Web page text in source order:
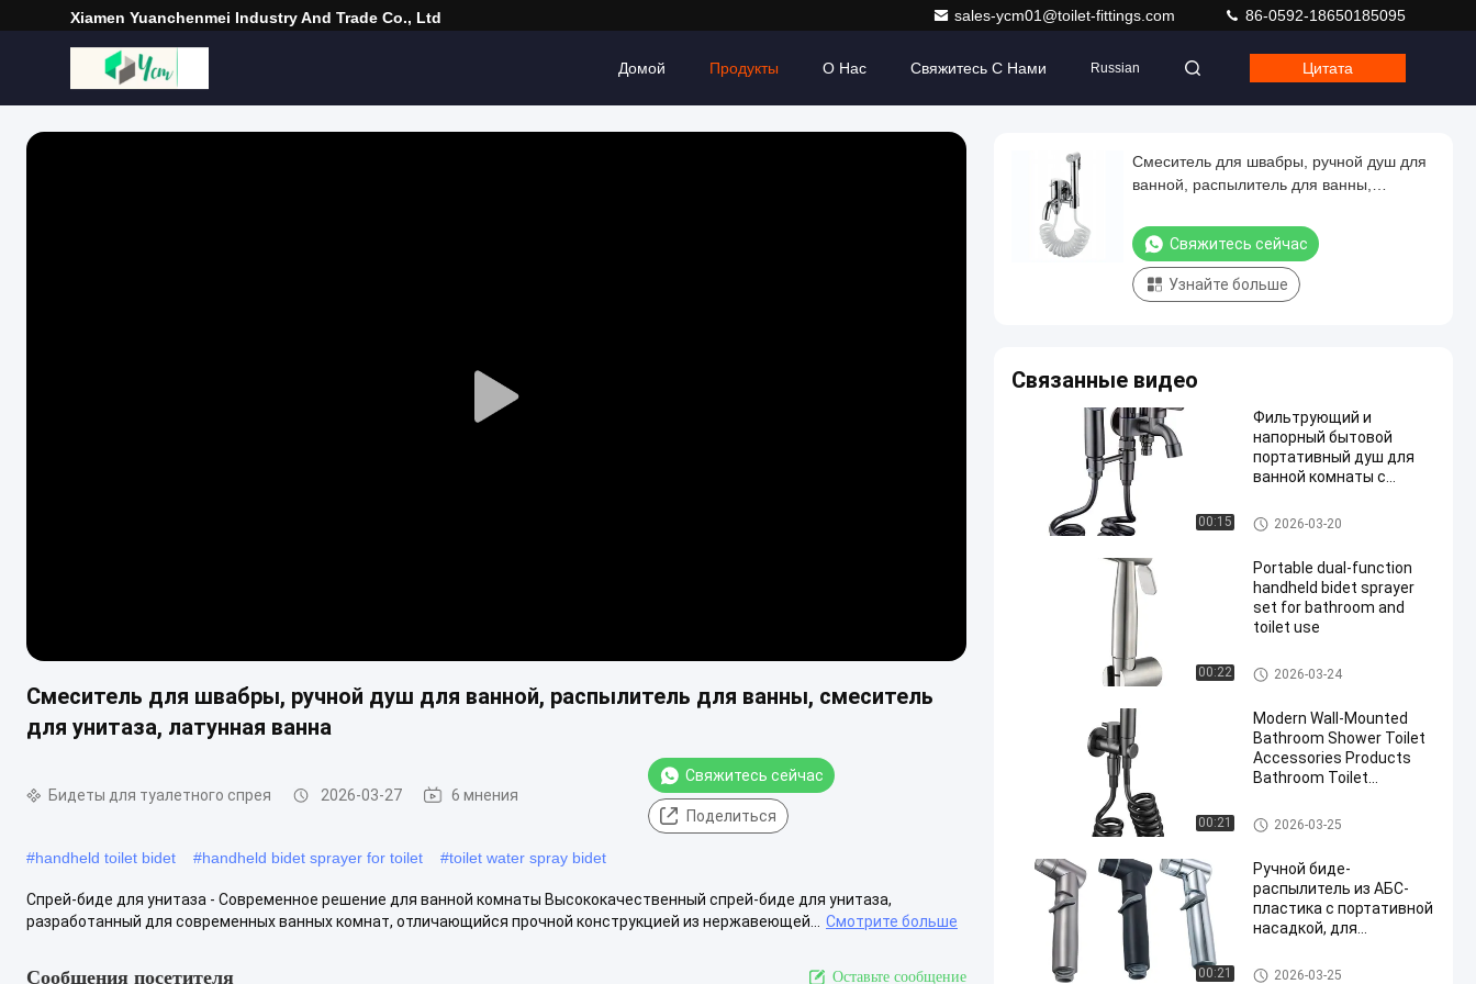
Xiamen Yuanchenmei Industry And Trade Co., Ltd sales-ycm01@toilet-fittings.com 86-0592-18650185095
Домой Продукты О Нас Свяжитесь С Нами Russian Цитата
Play
Смеситель для швабры, ручной душ для ванной, распылитель для ванны, смеситель
для унитаза, латунная ванна
Бидеты для туалетного спрея 2026-03-27 6 мнения
Свяжитесь сейчас
Поделиться
#handheld toilet bidet #handheld bidet sprayer for toilet #toilet water spray bidet
Спрей-биде для унитаза - Современное решение для ванной комнаты Высококачественный спрей-биде для унитаза,
разработанный для современных ванных комнат, отличающийся прочной конструкцией из нержавеющей...
Смотрите больше
Сообщения посетителя Оставьте сообщение
Смеситель для швабры, ручной душ для
ванной, распылитель для ванны,
Свяжитесь сейчас
Узнайте больше
Связанные видео
00:15
Фильтрующий и
напорный бытовой
портативный душ для
ванной комнаты с
Бидеты для туалетного спре
я
2026-03-20
00:22
Portable dual-function
handheld bidet sprayer
set for bathroom and
toilet use
Бидеты для туалетного спре
я
2026-03-24
00:21
Modern Wall-Mounted
Bathroom Shower Toilet
Accessories Products
Bathroom Toilet
Бидеты для туалетного спре
я
2026-03-25
00:21
Ручной биде-
распылитель из АБС-
пластика с портативной
насадкой, для
туалетами с напорным
Бидеты для туалетного спре
2026-03-25